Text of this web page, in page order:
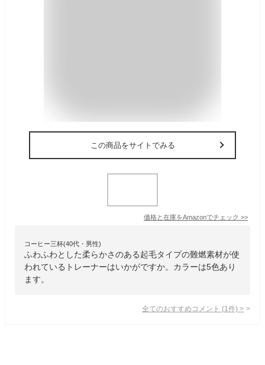
この商品をサイトでみる
価格と在庫をAmazonでチェック >>
コーヒー三杯(40代・男性)
ふわふわとした柔らかさのある起毛タイプの難燃素材が使
われているトレーナーはいかがですか。カラーは5色あり
ます。
全てのおすすめコメント (1 件) >